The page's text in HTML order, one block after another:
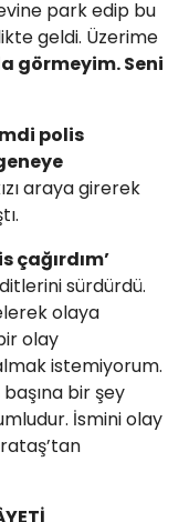
park edip bu
geldi. Üzerime
görmeyim. Seni
polis
araya girerek
çağırdım’
sürdürdü.
olaya
olay
istemiyorum.
başına bir şey
İsmini olay